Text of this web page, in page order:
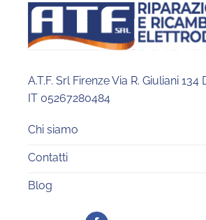
A.T.F. Srl Firenze Via R. Giuliani
IT 05267280484
Chi siamo
Contatti
Blog